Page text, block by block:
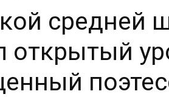
средней
открытый